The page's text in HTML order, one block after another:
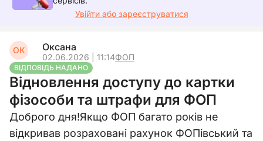
Увійти або зареєструватися
ОК Оксана
02.06.2026 | 11:14ФОП
ВІДПОВІДЬ НАДАНО
Відновлення доступу до картки
фізособи та штрафи для ФОП
Доброго дня!Якщо ФОП багато років не
відкривав розраховані рахунок ФОПівський та